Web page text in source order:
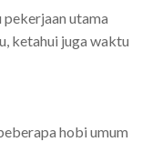
pekerjaan utama
ketahui juga waktu
hobi umum